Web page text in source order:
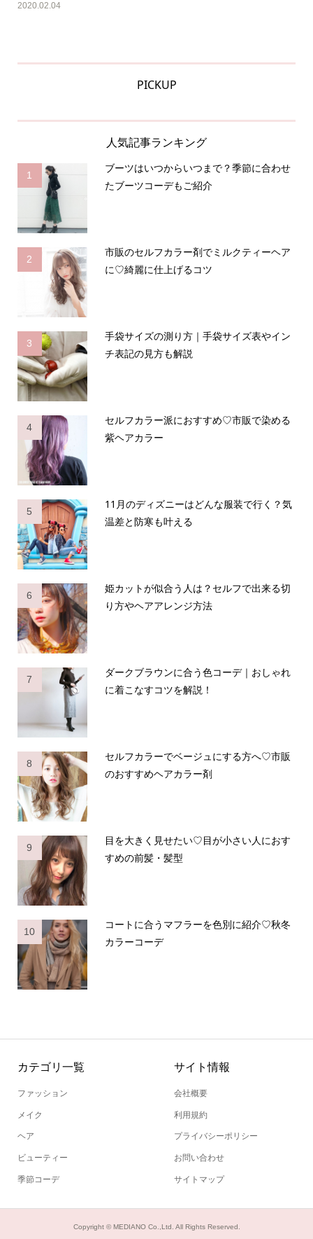
2020.02.04
PICKUP
人気記事ランキング
1
ブーツはいつからいつまで？季節に合わせ
たブーツコーデもご紹介
2
市販のセルフカラー剤でミルクティーヘア
に♡綺麗に仕上げるコツ
3
手袋サイズの測り方｜手袋サイズ表やイン
チ表記の見方も解説
4
セルフカラー派におすすめ♡市販で染める
紫ヘアカラー
5
11月のディズニーはどんな服装で行く？気
温差と防寒も叶える
6
姫カットが似合う人は？セルフで出来る切
り方やヘアアレンジ方法
7
ダークブラウンに合う色コーデ｜おしゃれ
に着こなすコツを解説！
8
セルフカラーでベージュにする方へ♡市販
のおすすめヘアカラー剤
9
目を大きく見せたい♡目が小さい人におす
すめの前髪・髪型
10
コートに合うマフラーを色別に紹介♡秋冬
カラーコーデ
カテゴリ一覧
ファッション
メイク
ヘア
ビューティー
季節コーデ
サイト情報
会社概要
利用規約
プライバシーポリシー
お問い合わせ
サイトマップ
Copyright ©MEDIANO Co.,Ltd. All Rights Reserved.